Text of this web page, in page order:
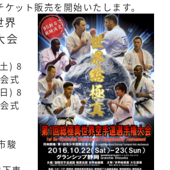
ット販売を開始いたします。
界
会
) 8
式
) 8
式
駿